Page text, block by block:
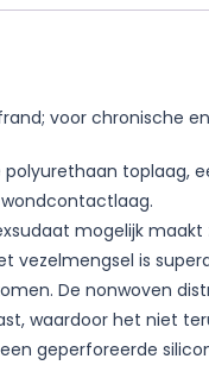
voor chronische
toplaag,
mogelijk
is
De nonwoven
waardoor het niet
geperforeerde